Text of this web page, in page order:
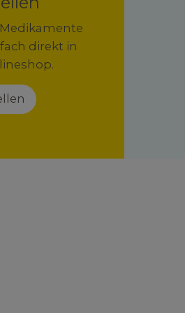
direkt in